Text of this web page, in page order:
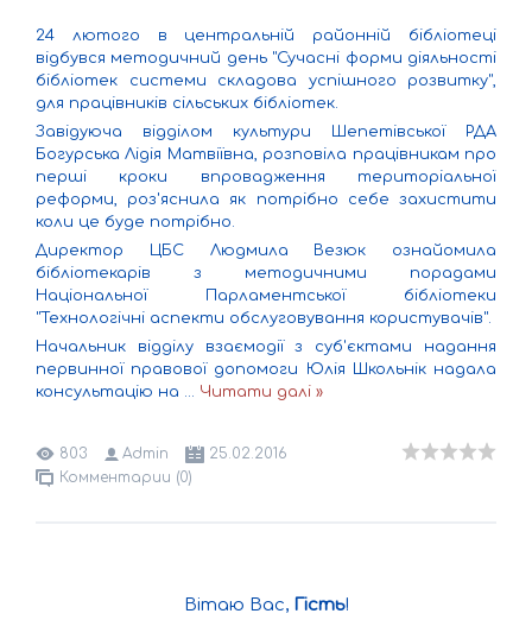
24 лютого в центральній районній бібліотеці
відбувся методичний день "Сучасні форми діяльності
бібліотек системи складова успішного розвитку",
для працівників сільських бібліотек.
Завідуюча відділом культури Шепетівської РДА
Богурська Лідія Матвіївна, розповіла працівникам про
перші кроки впровадження територіальної
реформи, роз'яснила як потрібно себе захистити
коли це буде потрібно.
Директор ЦБС Людмила Везюк ознайомила
бібліотекарів з методичними порадами
Національної Парламентської бібліотеки
"Технологічні аспекти обслуговування користувачів".
Начальник відділу взаємодії з суб'єктами надання
первинної правової допомоги Юлія Школьнік надала
консультацію на ... Читати далі »
803 Admin
25.02.2016
Комментарии (0)
Вітаю Вас, Гість!